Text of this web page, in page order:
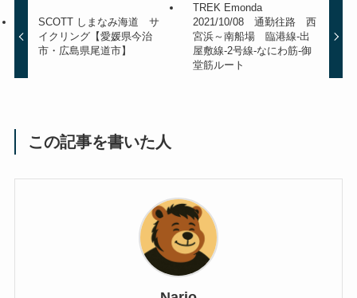
SCOTT しまなみ海道 サ
イクリング【愛媛県今治
市・広島県尾道市】
TREK Emonda
2021/10/08 通勤往路 西
宮浜～南船場 臨港線-出
屋敷線-2号線-なにわ筋-御
堂筋ルート
この記事を書いた人